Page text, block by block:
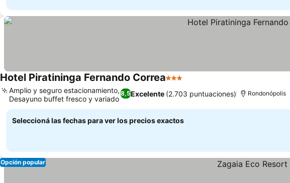
Hotel Piratininga Fernando Correa3 Estrellas
8,5Excelente (2.703 puntuaciones)
Amplio y seguro estacionamiento,
Desayuno buffet fresco y variado
Rondonópolis
Seleccioná las fechas para ver los precios exactos
Opción popular